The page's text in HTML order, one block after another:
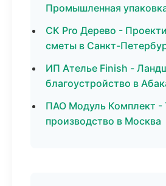
Промышленная
СК Pro Дерево -
сметы в Санкт-
ИП Ателье Finish -
благоустройство в
ПАО Модуль Комплект -
производство в Москва